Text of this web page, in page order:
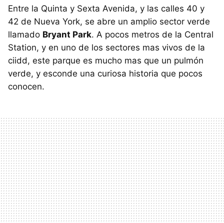
Entre la Quinta y Sexta Avenida, y las calles 40 y
42 de Nueva York, se abre un amplio sector verde
llamado Bryant Park. A pocos metros de la Central
Station, y en uno de los sectores mas vivos de la
ciidd, este parque es mucho mas que un pulmón
verde, y esconde una curiosa historia que pocos
conocen.